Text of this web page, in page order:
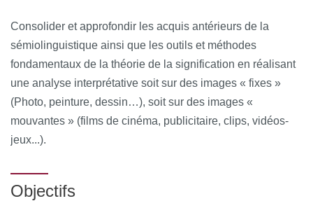
Consolider et approfondir les acquis antérieurs de la
sémiolinguistique ainsi que les outils et méthodes
fondamentaux de la théorie de la signification en réalisant
une analyse interprétative soit sur des images « fixes »
(Photo, peinture, dessin…), soit sur des images «
mouvantes » (films de cinéma, publicitaire, clips, vidéos-
jeux...).
Objectifs